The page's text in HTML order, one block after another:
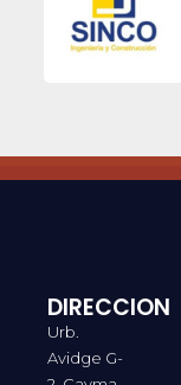
DIRECCION
Urb.
Avidge G-